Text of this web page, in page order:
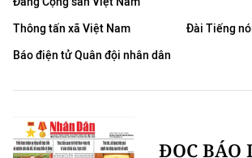
Thông tấn xã Việt Nam
Đài Tiếng
Báo điện tử Quân đội nhân dân
ĐỌC BÁO